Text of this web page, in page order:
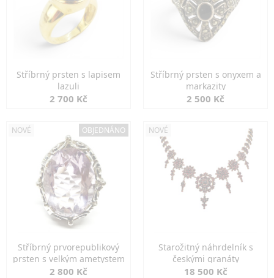
Stříbrný prsten s lapisem
lazuli
2 700 Kč
Stříbrný prsten s onyxem a
markazity
2 500 Kč
NOVÉ OBJEDNÁNO
Stříbrný prvorepublikový
prsten s velkým ametystem
2 800 Kč
NOVÉ
Starožitný náhrdelník s
českými granáty
18 500 Kč